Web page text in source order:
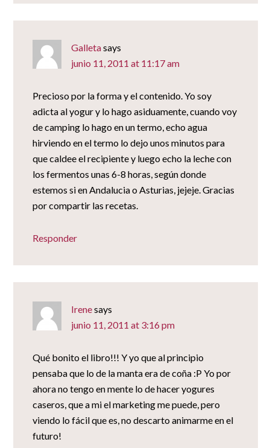
Galletasays
junio 11, 2011 at 11:17 am
Precioso por la forma y el contenido. Yo soy
adicta al yogur y lo hago asiduamente, cuando voy
de camping lo hago en un termo, echo agua
hirviendo en el termo lo dejo unos minutos para
que caldee el recipiente y luego echo la leche con
los fermentos unas 6-8 horas, según donde
estemos si en Andalucia o Asturias, jejeje. Gracias
por compartir las recetas.
Responder
Irenesays
junio 11, 2011 at 3:16 pm
Qué bonito el libro!!! Y yo que al principio
pensaba que lo de la manta era de coña :P Yo por
ahora no tengo en mente lo de hacer yogures
caseros, que a mi el marketing me puede, pero
viendo lo fácil que es, no descarto animarme en el
futuro!